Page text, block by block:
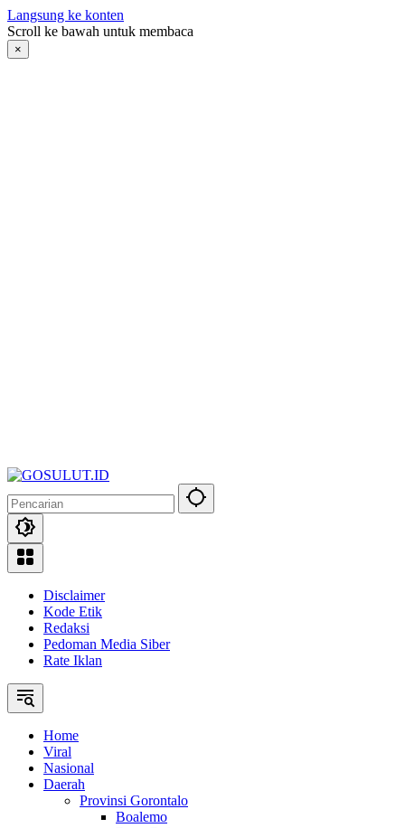
Langsung ke konten
Scroll ke bawah untuk membaca
×
Disclaimer
Kode Etik
Redaksi
Pedoman Media Siber
Rate Iklan
Home
Viral
Nasional
Daerah
Provinsi Gorontalo
Boalemo